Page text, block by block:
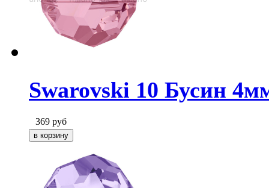
Swarovski 10 Бусин
369 руб